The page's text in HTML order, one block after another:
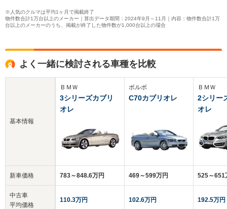
※人気のクルマは平均1ヶ月で掲載終了
物件数合計1万台以上のメーカー｜算出データ期間：2024年9月～11月｜内容：物件数合計1万
台以上のメーカーのうち、掲載が終了した物件数が1,000台以上の場合
よく一緒に検討される車種を比較
基本情報
新車価格
中古車
平均価格
ＢＭＷ
3シリーズカブリ
オレ
783～848.6万円
110.3万円
ボルボ
C70カブリオレ
469～599万円
102.6万円
ＢＭＷ
2シリー
オレ
525～651
192.5万円